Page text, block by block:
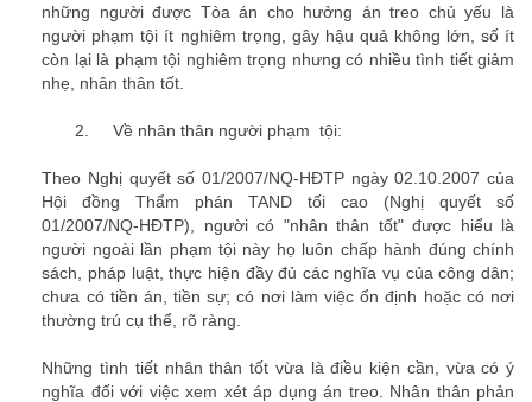
những người được Tòa án cho hưởng án treo chủ yếu là
người phạm tội ít nghiêm trọng, gây hậu quả không lớn, số ít
còn lại là phạm tội nghiêm trọng nhưng có nhiều tình tiết giảm
nhẹ, nhân thân tốt.
2. Về nhân thân người phạm tội:
Theo Nghị quyết số 01/2007/NQ-HĐTP ngày 02.10.2007 của
Hội đồng Thẩm phán TAND tối cao (Nghị quyết số
01/2007/NQ-HĐTP), người có "nhân thân tốt" được hiểu là
người ngoài lần phạm tội này họ luôn chấp hành đúng chính
sách, pháp luật, thực hiện đầy đủ các nghĩa vụ của công dân;
chưa có tiền án, tiền sự; có nơi làm việc ổn định hoặc có nơi
thường trú cụ thể, rõ ràng.
Những tình tiết nhân thân tốt vừa là điều kiện cần, vừa có ý
nghĩa đối với việc xem xét áp dụng án treo. Nhân thân phản